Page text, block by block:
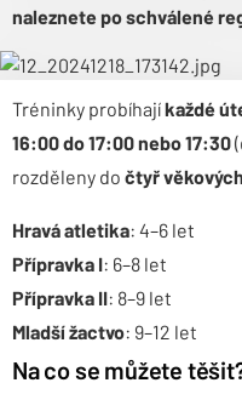
naleznete po schválené
Tréninky probíhajíkaždé
16:00 do 17:00 nebo 17:30
rozděleny do čtyř
Hravá atletika: 4–6 let
Přípravka I: 6–8 let
Přípravka II: 8–9 let
Mladší žactvo: 9–12 let
Na co se můžete